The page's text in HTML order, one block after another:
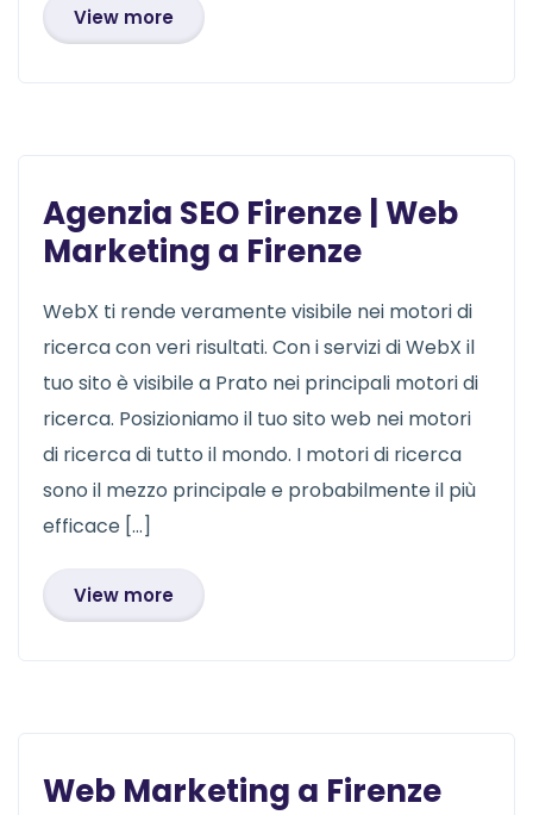
View more
Agenzia SEO Firenze | Web
Marketing a Firenze
WebX ti rende veramente visibile nei motori di
ricerca con veri risultati. Con i servizi di WebX il
tuo sito è visibile a Prato nei principali motori di
ricerca. Posizioniamo il tuo sito web nei motori
di ricerca di tutto il mondo. I motori di ricerca
sono il mezzo principale e probabilmente il più
efficace […]
View more
Web Marketing a Firenze